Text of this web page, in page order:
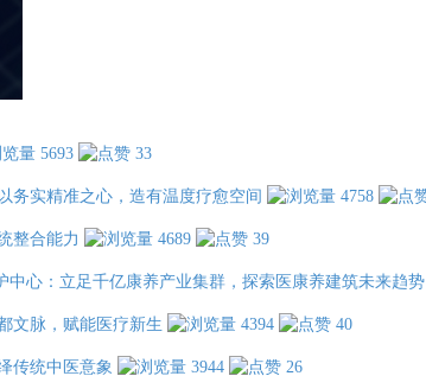
5693 33
务实精准之心，造有温度疗愈空间 4758
整合能力 4689 39
心：立足千亿康养产业集群，探索医康养建筑未来趋势
文脉，赋能医疗新生 4394 40
传统中医意象 3944 26